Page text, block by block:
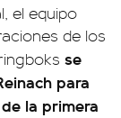
el equipo
de los
se
para
la primera